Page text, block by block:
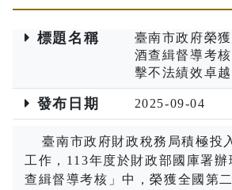
標題名稱
臺南市政府榮
酒查緝督導考
擊不法績效卓越
發布日期 2025-09-04
臺南市政府財政稅務局積極投
工作， 113年度於財政部國庫署
查緝督導考核」中，榮獲全國第